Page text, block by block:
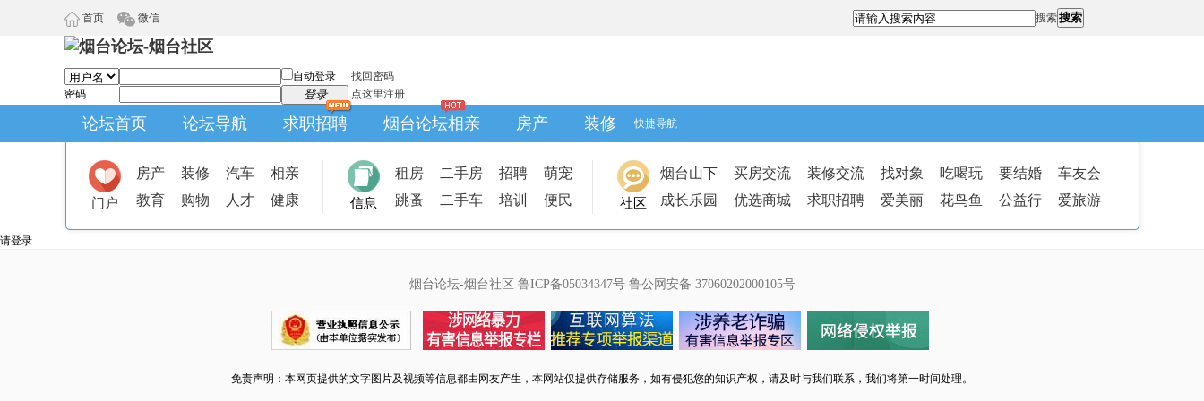
首页 微信 搜索搜索
自动登录
找回密码
密码
登录 点这里注册
论坛首页 论坛导航 求职招聘 烟台论坛相亲 房产 装修 快捷导航
门户
房产 装修 汽车
相亲
教育
购物 人才 健康 信息
租房 二手房 招聘
萌宠
跳蚤
二手车 培训 便民 社区
烟台山下 买房交流 装修交流 找对象 吃喝玩 要结婚
车友会
成长乐园
优选商城 求职招聘 爱美丽 花鸟鱼 公益行 爱旅游
请登录
烟台论坛-烟台社区 鲁ICP备05034347号 鲁公网安备 37060202000105号
免责声明：本网页提供的文字图片及视频等信息都由网友产生，本网站仅提供存储服务，如有侵犯您的知识产权，请及时与我们联系，我们将第一时间处理。